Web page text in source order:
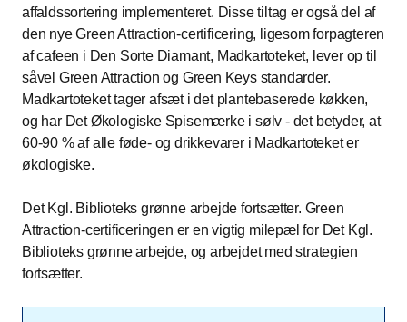
affaldssortering implementeret. Disse tiltag er også del af
den nye Green Attraction-certificering, ligesom forpagteren
af cafeen i Den Sorte Diamant, Madkartoteket, lever op til
såvel Green Attraction og Green Keys standarder.
Madkartoteket tager afsæt i det plantebaserede køkken,
og har Det Økologiske Spisemærke i sølv - det betyder, at
60-90 % af alle føde- og drikkevarer i Madkartoteket er
økologiske.
Det Kgl. Biblioteks grønne arbejde fortsætter. Green
Attraction-certificeringen er en vigtig milepæl for Det Kgl.
Biblioteks grønne arbejde, og arbejdet med strategien
fortsætter.